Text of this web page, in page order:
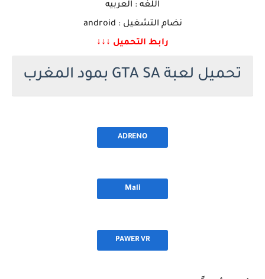
اللغه : العربيه
نضام التشغيل : android
رابط التحميل ↓↓↓
تحميل لعبة GTA SA بمود المغرب
ADRENO
Mali
PAWER VR